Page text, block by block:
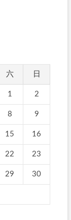
六 日
1 2
8 9
15 16
22 23
29 30